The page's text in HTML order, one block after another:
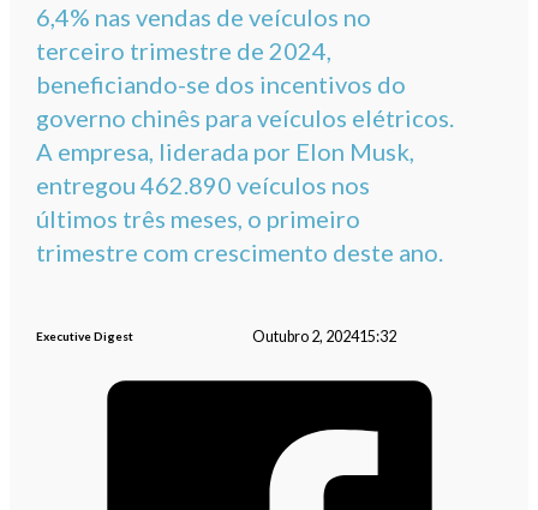
6,4% nas vendas de veículos no
terceiro trimestre de 2024,
beneficiando-se dos incentivos do
governo chinês para veículos elétricos.
A empresa, liderada por Elon Musk,
entregou 462.890 veículos nos
últimos três meses, o primeiro
trimestre com crescimento deste ano.
Executive Digest Outubro 2, 202415:32